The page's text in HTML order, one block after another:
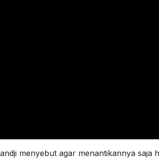
menyebut agar menantikannya saja